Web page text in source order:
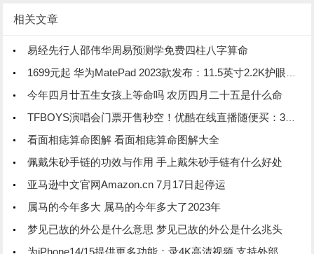
相关文章
易经先行人邵伟华周易预测学免费四柱八字算命
1699元起 华为MatePad 2023款发布：11.5英寸2.2K护眼柔光屏
今年四月廿五生女孩上等命吗 农历四月二十五是什么命
TFBOYS演唱会门票开售秒空！优酷在线直播随便买：39元起 不用抢
看面相痣算命图解 看面相痣算命图解大全
佩戴朱砂手链的功效与作用 手上戴朱砂手链有什么好处
亚马逊中文官网Amazon.cn 7月17日起停运
属马的今年多大 属马的今年多大了2023年
梦见已故的外公是什么意思 梦见已故的外公是什么兆头
为iPhone14/15提供更多功能：录4K高清视频 支持外部时间码同步